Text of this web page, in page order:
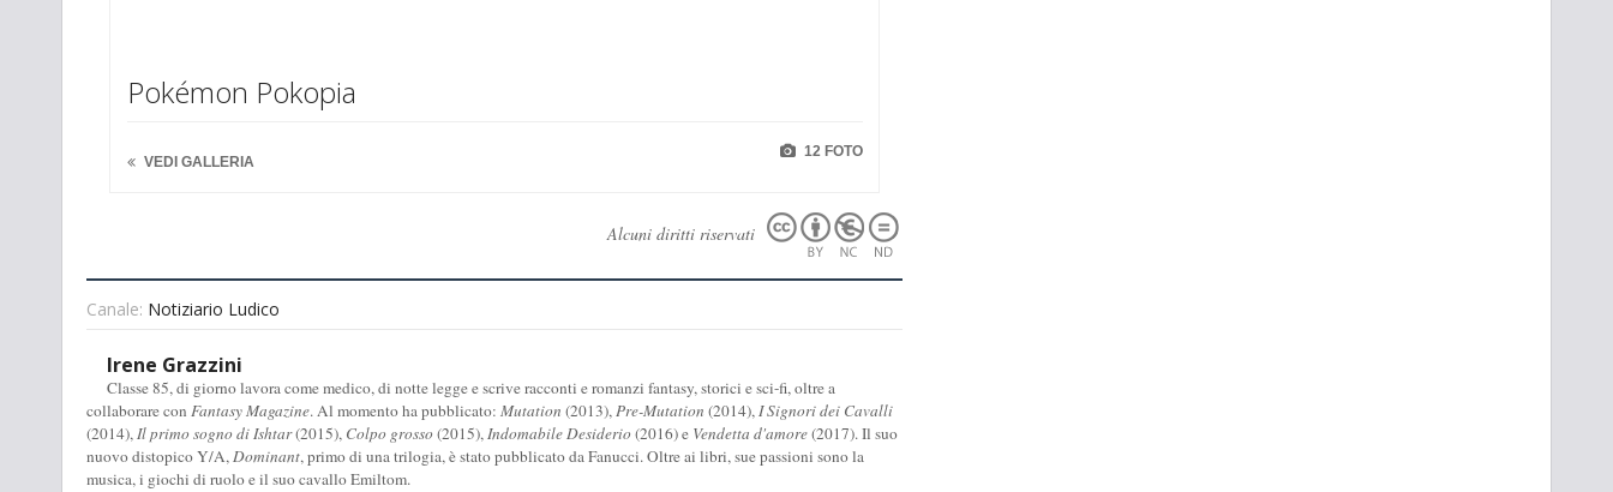
Pokémon Pokopia
VEDI GALLERIA
12 FOTO
Alcuni diritti riservati
Canale: Notiziario Ludico
Irene Grazzini
Classe 85, di giorno lavora come medico, di notte legge e scrive racconti e romanzi fantasy, storici e sci-fi, oltre a
collaborare con Fantasy Magazine. Al momento ha pubblicato: Mutation (2013),Pre-Mutation (2014),I Signori dei Cavalli
(2014),Il primo sogno di Ishtar(2015), Colpo grosso (2015),Indomabile Desiderio (2016) e Vendetta d'amore(2017). Il suo
nuovo distopico Y/A,Dominant, primo di una trilogia, è stato pubblicato da Fanucci. Oltre ai libri, sue passioni sono la
musica, i giochi di ruolo e il suo cavallo Emiltom.